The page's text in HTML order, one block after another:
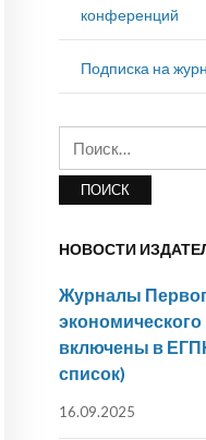
конференций
Подписка на
НОВОСТИ
Журналы
экономического
включены в
список)
16.09.2025